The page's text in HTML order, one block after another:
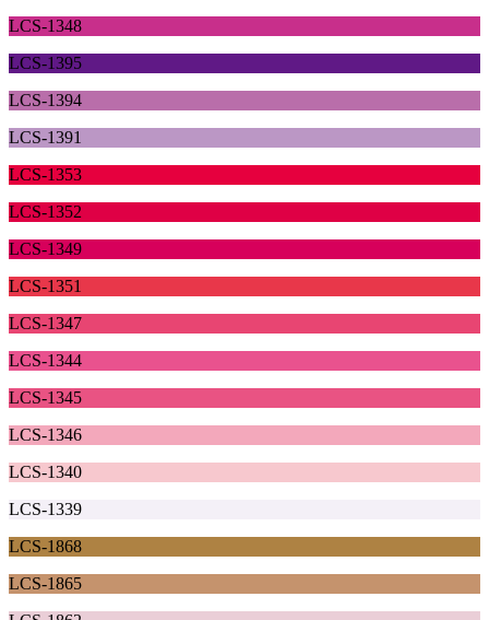
LCS-1348
LCS-1395
LCS-1394
LCS-1391
LCS-1353
LCS-1352
LCS-1349
LCS-1351
LCS-1347
LCS-1344
LCS-1345
LCS-1346
LCS-1340
LCS-1339
LCS-1868
LCS-1865